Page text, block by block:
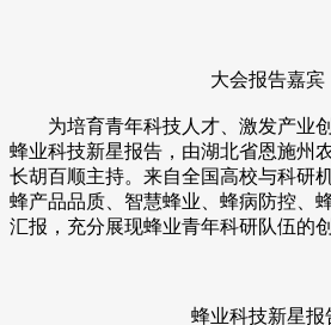
大会报告嘉宾
为培育青年科技人才、激发产业创
蜂业科技新星报告，由湖北省恩施州
长胡百顺主持。来自全国高校与科研
蜂产品品质、智慧蜂业、蜂病防控、
汇报，充分展现蜂业青年科研队伍的
蜂业科技新星报